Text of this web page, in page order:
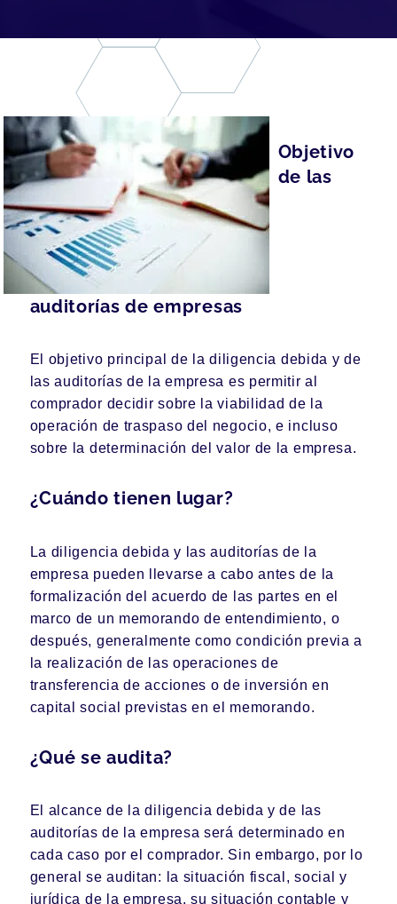
Objetivo
de las
auditorías de empresas
El objetivo principal de la diligencia debida y de
las auditorías de la empresa es permitir al
comprador decidir sobre la viabilidad de la
operación de traspaso del negocio, e incluso
sobre la determinación del valor de la empresa.
¿Cuándo tienen lugar?
La diligencia debida y las auditorías de la
empresa pueden llevarse a cabo antes de la
formalización del acuerdo de las partes en el
marco de un memorando de entendimiento, o
después, generalmente como condición previa a
la realización de las operaciones de
transferencia de acciones o de inversión en
capital social previstas en el memorando.
¿Qué se audita?
El alcance de la diligencia debida y de las
auditorías de la empresa será determinado en
cada caso por el comprador. Sin embargo, por lo
general se auditan: la situación fiscal, social y
jurídica de la empresa, su situación contable y